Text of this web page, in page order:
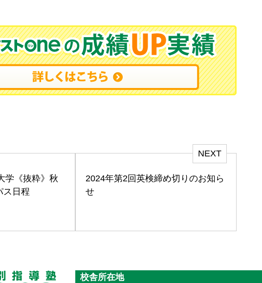
学《抜粋》秋
ス日程
NEXT
2024年第2回英検締め切りのお知ら
せ
校舎所在地